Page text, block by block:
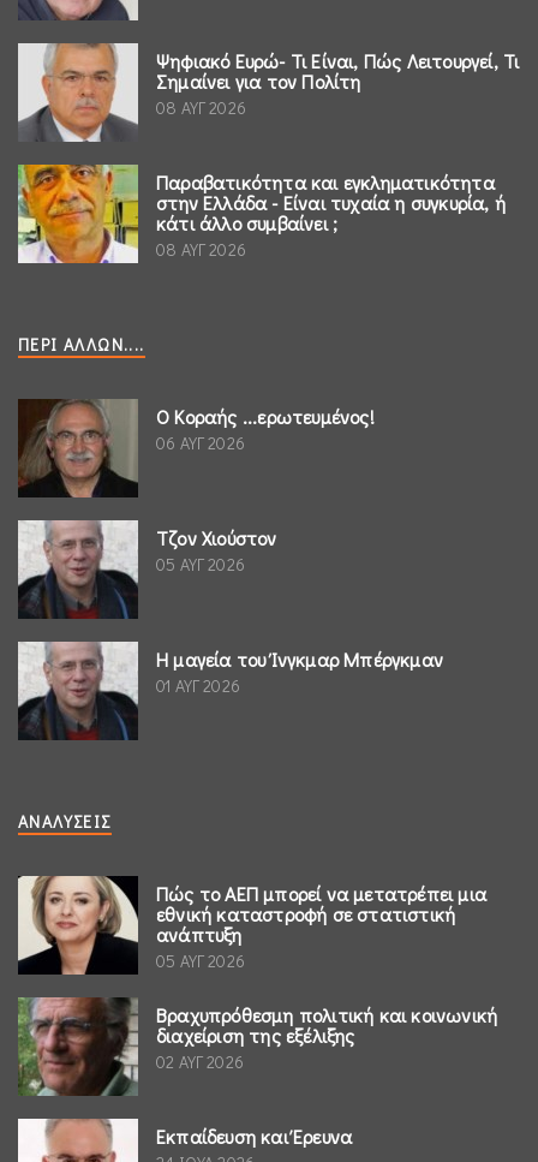
Ψηφιακό Ευρώ- Τι Είναι, Πώς Λειτουργεί, Τι
Σημαίνει για τον Πολίτη
08 ΑΥΓ 2026
Παραβατικότητα και εγκληματικότητα
στην Ελλάδα - Είναι τυχαία η συγκυρία, ή
κάτι άλλο συμβαίνει ;
08 ΑΥΓ 2026
ΠΕΡΊ ΆΛΛΩΝ....
Ο Κοραής ...ερωτευμένος!
06 ΑΥΓ 2026
Τζον Χιούστον
05 ΑΥΓ 2026
Η μαγεία του Ίνγκμαρ Μπέργκμαν
01 ΑΥΓ 2026
ΑΝΑΛΎΣΕΙΣ
Πώς το ΑΕΠ μπορεί να μετατρέπει μια
εθνική καταστροφή σε στατιστική
ανάπτυξη
05 ΑΥΓ 2026
Βραχυπρόθεσμη πολιτική και κοινωνική
διαχείριση της εξέλιξης
02 ΑΥΓ 2026
Εκπαίδευση και Έρευνα